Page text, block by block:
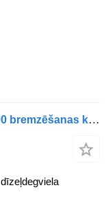
WABCO R-series (01.04-) 9254613500 bremzēšanas kamera paredzēts Scania P,G,R,T-series (2004-2017) vilcēja
dīzeļdegviela